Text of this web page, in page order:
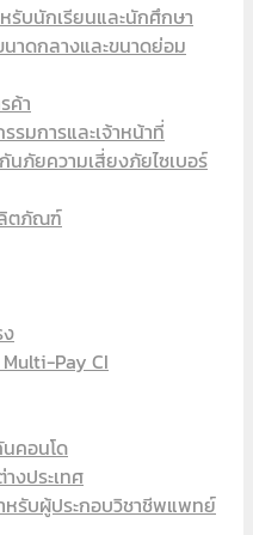
รับนักเรียนและนักศึกษา
าดกลางและขนาดย่อม
ค้า
รมการและเจ้าหน้าที่
นภัยความเสี่ยงภัยไซเบอร์
ตภัณฑ์
Multi-Pay CI
คอนโด
งประเทศ
หรับผู้ประกอบวิชาชีพแพทย์